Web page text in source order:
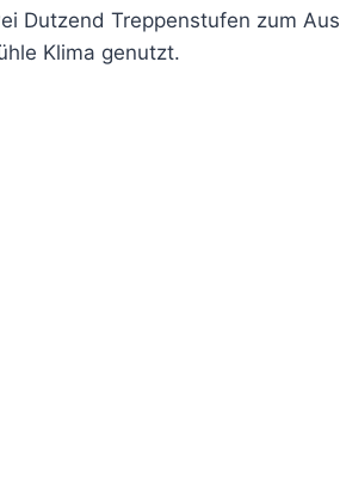
Dutzend Treppenstufen zum
Klima genutzt.